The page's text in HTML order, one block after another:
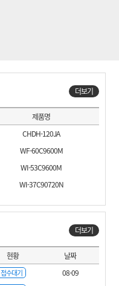
더보기
제품명
CHDH-120JA
WF-60C9600M
WI-53C9600M
WI-37C90720N
더보기
현황
날짜
접수대기
08-09